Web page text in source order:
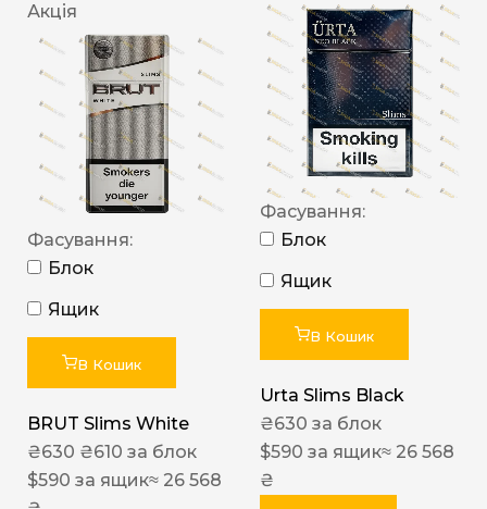
Акція
Фасування:
Блок
Ящик
В Кошик
BRUT Slims White
₴630 ₴610 за блок
$590 за ящик≈ 26 568
Фасування:
Блок
Ящик
В Кошик
Urta Slims Black
₴630 за блок
$590 за ящик≈ 26 568
₴